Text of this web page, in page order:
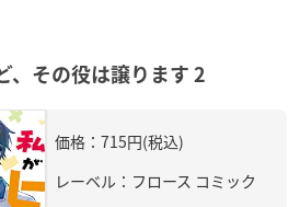
、その役は譲ります 2
価格：715円(税込)
レーベル：フロース コミック